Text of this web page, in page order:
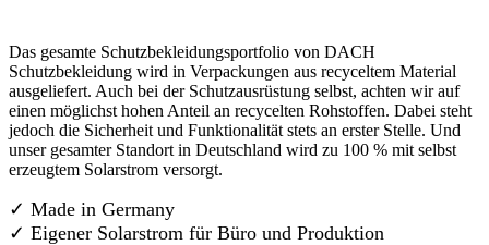
Das gesamte Schutzbekleidungsportfolio von DACH
Schutzbekleidung wird in Verpackungen aus recyceltem Material
ausgeliefert. Auch bei der Schutzausrüstung selbst, achten wir auf
einen möglichst hohen Anteil an recycelten Rohstoffen. Dabei steht
jedoch die Sicherheit und Funktionalität stets an erster Stelle. Und
unser gesamter Standort in Deutschland wird zu 100 % mit selbst
erzeugtem Solarstrom versorgt.
✓ Made in Germany
✓ Eigener Solarstrom für Büro und Produktion